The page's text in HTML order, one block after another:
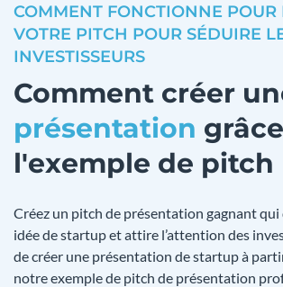
COMMENT FONCTIONNE POUR
VOTRE PITCH POUR SÉDUIRE
INVESTISSEURS
Comment créer
présentation
l'exemple de pitch
Créez un pitch de présentation gagnant
idée de startup et attire l’attention des
de créer une présentation de startup à
notre exemple de pitch de présentation